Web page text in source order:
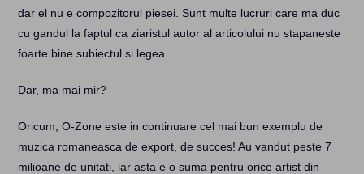
dar el nu e compozitorul piesei. Sunt multe lucruri care ma duc
cu gandul la faptul ca ziaristul autor al articolului nu stapaneste
foarte bine subiectul si legea.
Dar, ma mai mir?
Oricum, O-Zone este in continuare cel mai bun exemplu de
muzica romaneasca de export, de succes! Au vandut peste 7
milioane de unitati, iar asta e o suma pentru orice artist din